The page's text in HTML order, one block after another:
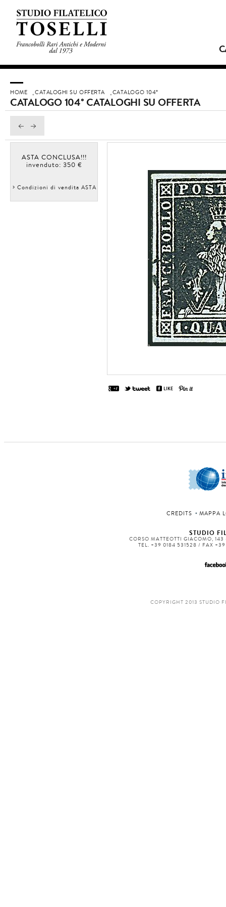
HOME CATALOGHI SU OFFERTA CATALOGO 104°
CATALOGO 104° CATALOGHI SU OFFERTA
ASTA CONCLUSA!!!
invenduto: 350 €
Condizioni di vendita ASTA
CREDITS MAPPA
STUDIO
CORSO MATTEOTTI GIACOMO,
TEL. +39 0184 531528 / FAX
COPYRIGHT 2013 STUDIO